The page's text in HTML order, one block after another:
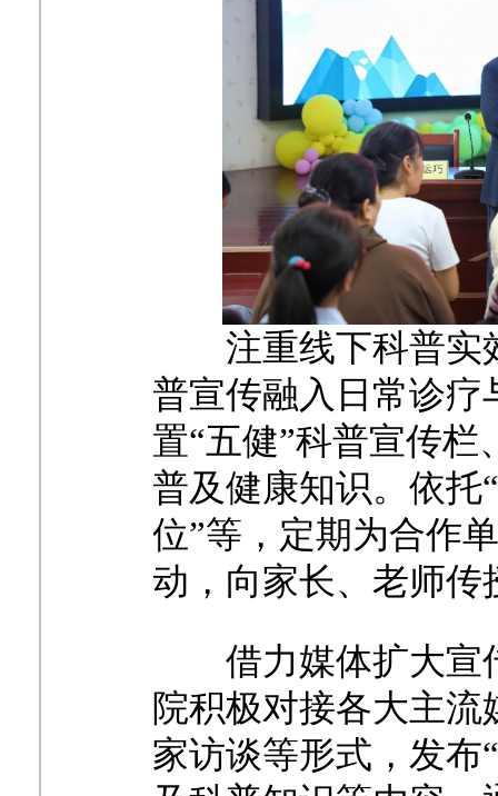
注重线下科普实
普宣传融入日常诊
置“五健”科普宣传
普及健康知识。依托
位”等，定期为合作
动，向家长、老师传
借力媒体扩大宣
院积极对接各大主
家访谈等形式，发布